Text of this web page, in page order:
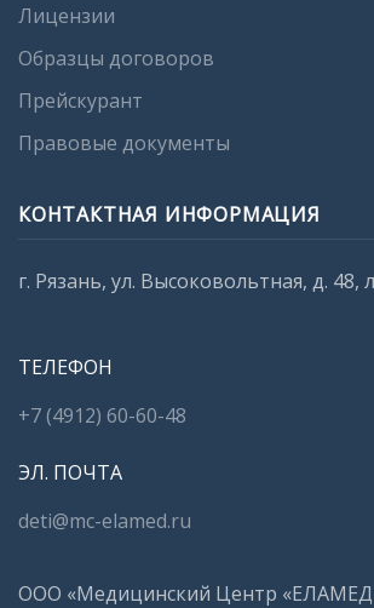
Лицензии
Образцы договоров
Прейскурант
Правовые документы
КОНТАКТНАЯ ИНФОРМАЦИЯ
г. Рязань, ул. Высоковольтная, д. 48,
ТЕЛЕФОН
+7 (4912) 60-60-48
ЭЛ. ПОЧТА
deti@mc-elamed.ru
ООО «Медицинский Центр «ЕЛАМЕД